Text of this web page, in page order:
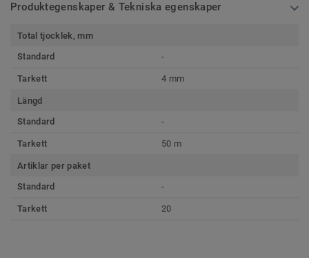
Produktegenskaper & Tekniska egenskaper
Total tjocklek, mm
Standard
-
Tarkett 4 mm
Längd
Standard
-
Tarkett 50 m
Artiklar per paket
Standard
-
Tarkett 20